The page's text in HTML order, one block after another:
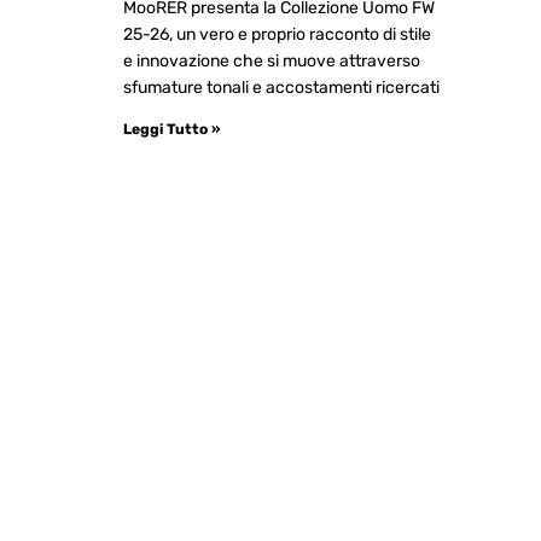
MooRER presenta la Collezione Uomo FW
25-26, un vero e proprio racconto di stile
e innovazione che si muove attraverso
sfumature tonali e accostamenti ricercati
Leggi Tutto »